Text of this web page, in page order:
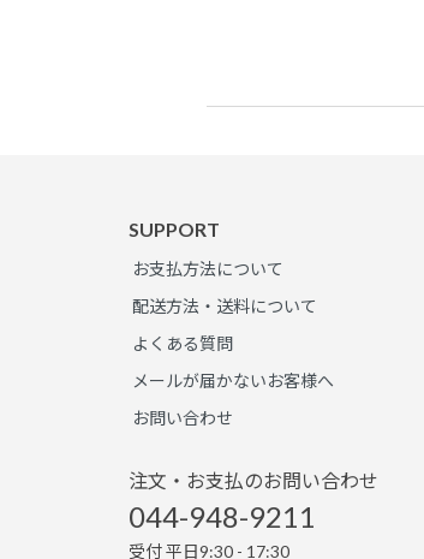
SUPPORT
お支払方法について
配送方法・送料について
よくある質問
メールが届かないお客様へ
お問い合わせ
注文・お支払のお問い合わせ
044-948-9211
受付 平日9:30 - 17:30